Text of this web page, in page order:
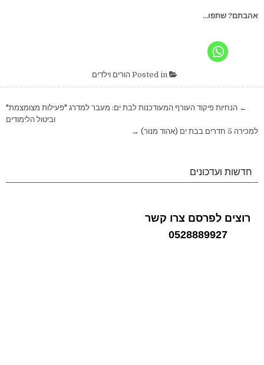
אהבתם? שתפו...
הורים וילדים
ניווט
← הנחיות פיקוד העורף המעודכנות לבת ים: מעבר למדרג "פעילות מצומצמת"
וביטול הלימודים
למכירה 5 חדרים בבת ים (אהוד מנור) →
חדשות ועדכונים
רוצים לפרסם צרו קשר
0528889927